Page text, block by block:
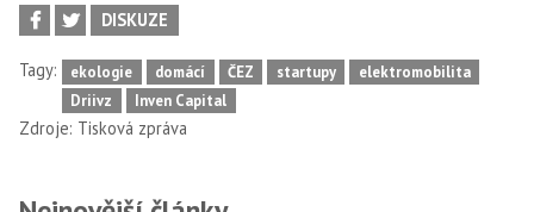
DISKUZE
Tagy: ekologie domácí ČEZ startupy
elektromobilita
Driivz
Inven Capital
Zdroje: Tisková zpráva